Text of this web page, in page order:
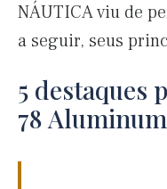
NÁUTICA viu de
a seguir, seus
5 destaques
78 Aluminum